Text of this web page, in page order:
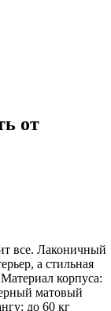
от
все. Лаконичный
а стильная
корпуса:
матовый
до 60 кг